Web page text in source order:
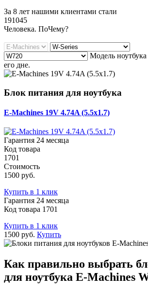
За 8 лет нашими клиентами стали
191045
Человека. ПоЧему?
Модель
его дне.
Блок питания для ноутбука
E-Machines 19V 4.74A (5.5x1.7)
Гарантия 24 месяца
Код товара
1701
Стоимость
1500 руб.
Купить в 1 клик
Гарантия 24 месяца
Код товара 1701
Купить в 1 клик
1500 руб. Купить
Как правильно выбрать
для ноутбука E-Machines